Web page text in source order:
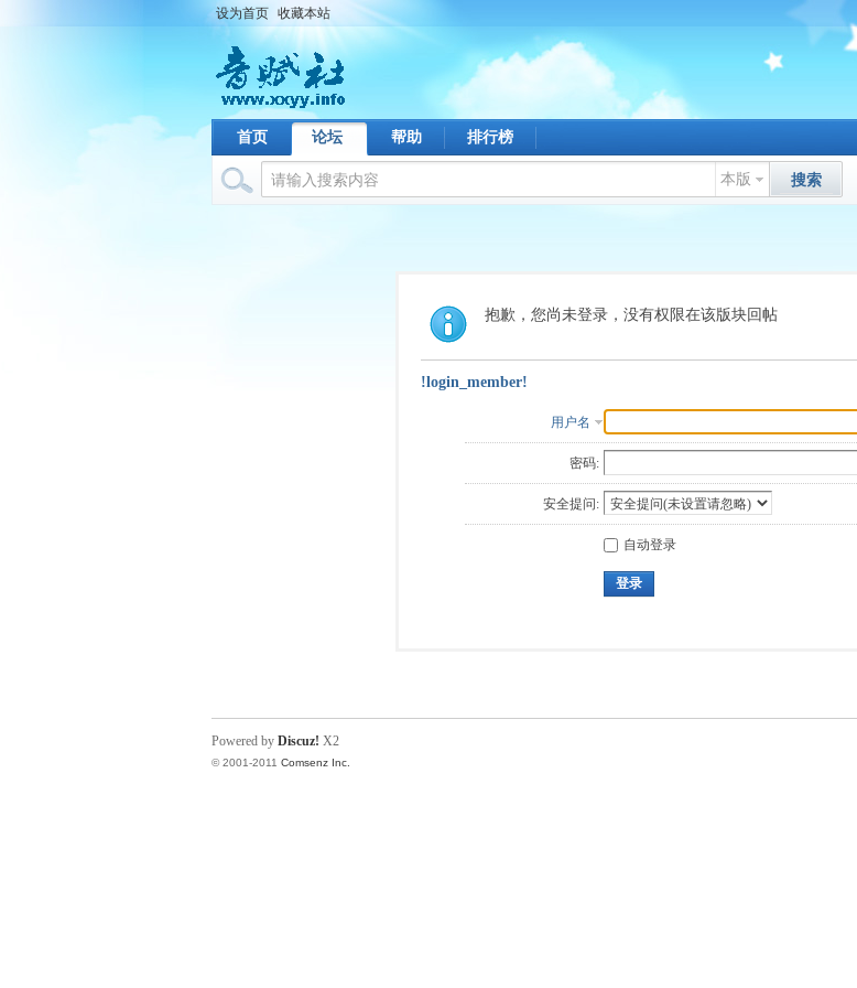
设为首页 收藏本站
首页 论坛 帮助 排行榜
本版 搜索
抱歉，您尚未登录，没有权限在该版块回帖
!login_member!
用户名
密码:
安全提问:
自动登录
登录
Powered by Discuz! X2
© 2001-2011 Comsenz Inc.